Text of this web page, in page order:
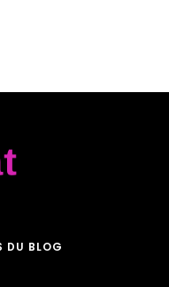
DU BLOG